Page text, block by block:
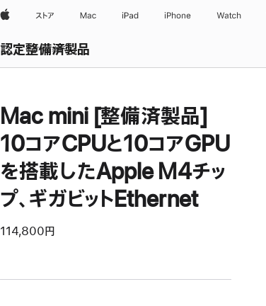
Appleストア Mac iPad iPhone Watch
認定整備済製品
すべて表示
Mac mini [整備済製品]
10コアCPUと10コアGPU
を搭載したApple M4チッ
プ、ギガビットEthernet
114,800円